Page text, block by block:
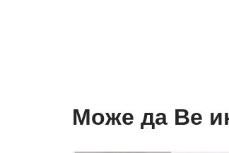
Може да Ве